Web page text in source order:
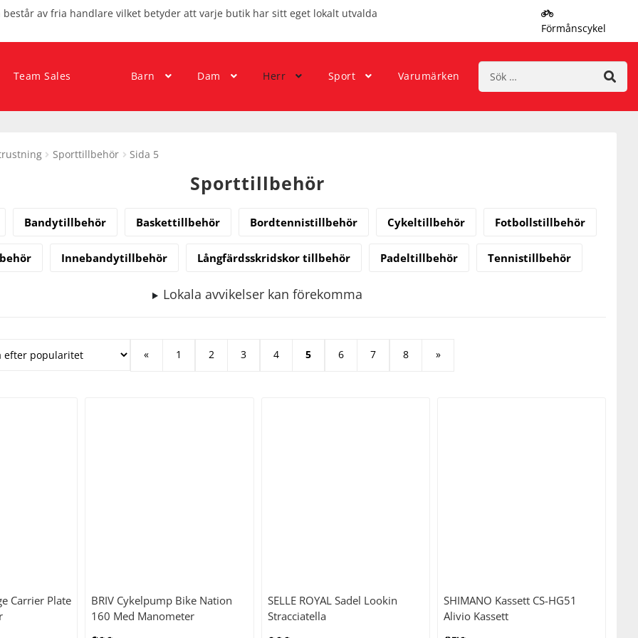
består av fria handlare vilket betyder att varje butik har sitt eget lokalt utvalda
Förmånscykel
Team Sales Barn Dam Herr Sport Varumärken
Sök
efter:
Sporttillbehör Sida 5
Sporttillbehör
Bandytillbehör Baskettillbehör Bordtennistillbehör Cykeltillbehör Fotbollstillbehör
Innebandytillbehör Långfärdsskridskor tillbehör Padeltillbehör Tennistillbehör
Lokala avvikelser kan förekomma
« 1 2 3 4 5 6 7 8 »
Carrier Plate
BRIV Cykelpump Bike Nation
160 Med Manometer
SELLE ROYAL Sadel Lookin
Stracciatella
SHIMANO Kassett CS-HG51
Alivio Kassett